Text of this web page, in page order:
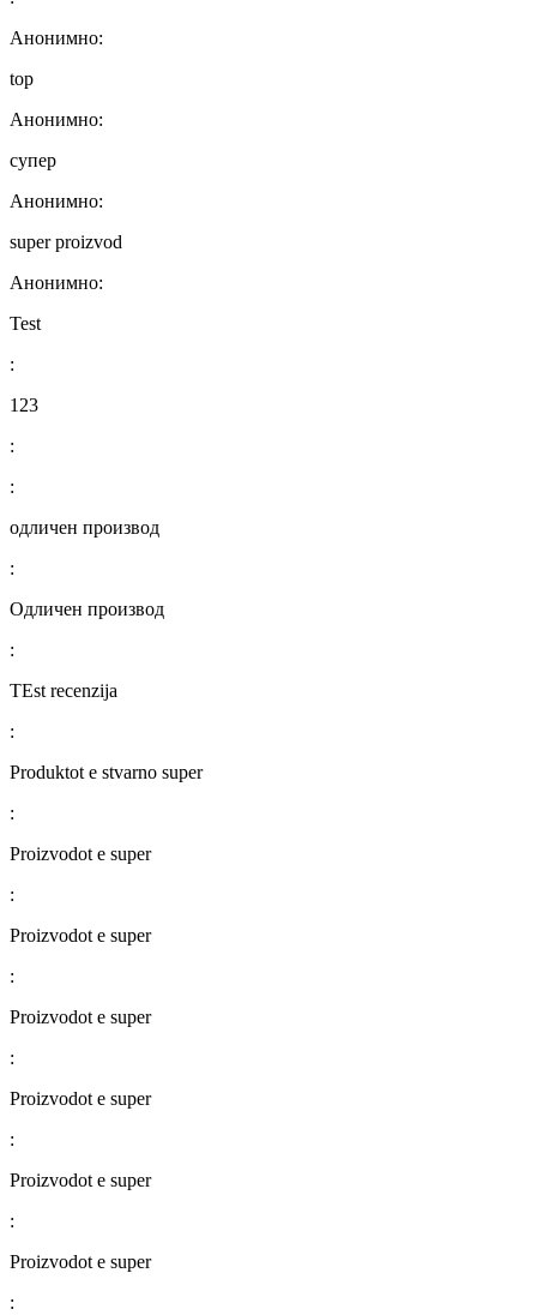
Анонимно:
top
Анонимно:
супер
Анонимно:
super proizvod
Анонимно:
Test
:
123
:
:
одличен производ
:
Одличен производ
:
TEst recenzija
:
Produktot e stvarno super
:
Proizvodot e super
:
Proizvodot e super
:
Proizvodot e super
:
Proizvodot e super
:
Proizvodot e super
:
Proizvodot e super
: